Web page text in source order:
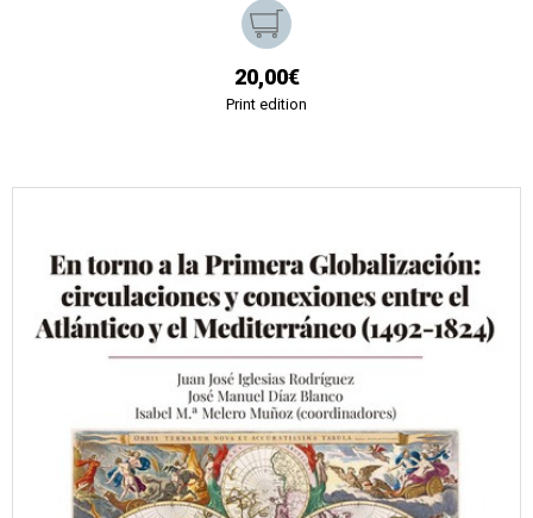
20,00€
Print edition